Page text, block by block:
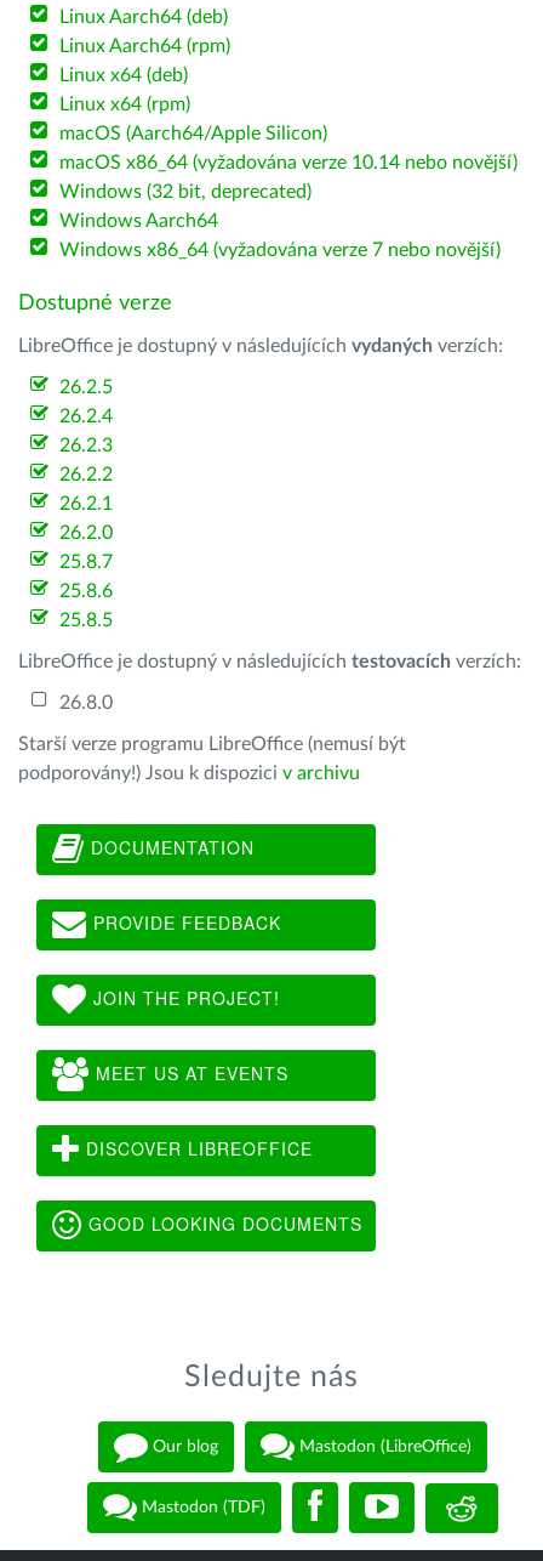
Linux Aarch64 (deb)
Linux Aarch64 (rpm)
Linux x64 (deb)
Linux x64 (rpm)
macOS (Aarch64/Apple Silicon)
macOS x86_64 (vyžadována verze 10.14 nebo novější)
Windows (32 bit, deprecated)
Windows Aarch64
Windows x86_64 (vyžadována verze 7 nebo novější)
Dostupné verze
LibreOffice je dostupný v následujících vydaných verzích:
26.2.5
26.2.4
26.2.3
26.2.2
26.2.1
26.2.0
25.8.7
25.8.6
25.8.5
LibreOffice je dostupný v následujících testovacích verzích:
26.8.0
Starší verze programu LibreOffice (nemusí být
podporovány!) Jsou k dispozici v archivu
DOCUMENTATION
PROVIDE FEEDBACK
JOIN THE PROJECT!
MEET US AT EVENTS
DISCOVER LIBREOFFICE
GOOD LOOKING DOCUMENTS
Sledujte nás
Our blog Mastodon (LibreOffice)
Mastodon (TDF)